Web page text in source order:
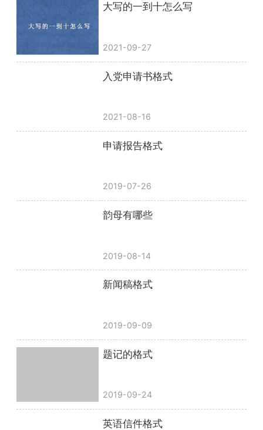
大写的一到十怎么写
2021-09-27
入党申请书格式
2021-08-16
申请报告格式
2019-07-26
韵母有哪些
2019-08-14
新闻稿格式
2019-09-09
题记的格式
2019-09-24
英语信件格式